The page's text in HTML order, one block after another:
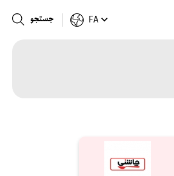
FA جستجو